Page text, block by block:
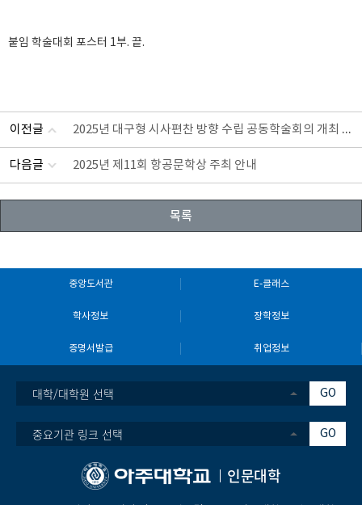
붙임 학술대회 포스터 1부. 끝.
이전글 2025년 대구형 시사편찬 방향 수립 공동학술회의 개최 안내
다음글 2025년 제11회 항공문학상 주최 안내
목록
중앙도서관 E-클래스
학사정보 장학정보
증명서발급 취업정보
대학/대학원 선택 GO
중요기관 링크 선택 GO
인문대학